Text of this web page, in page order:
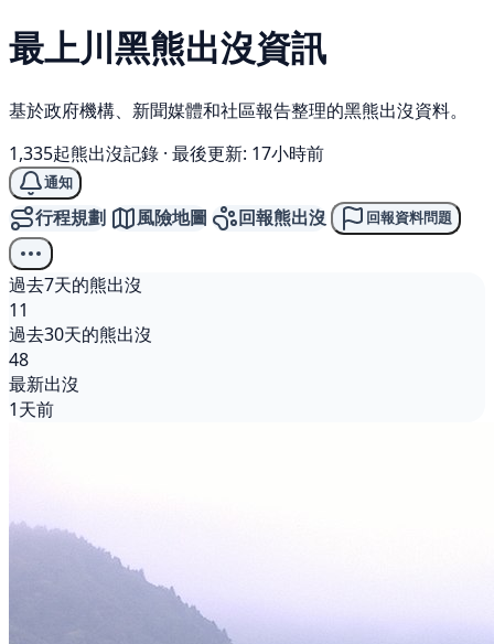
最上川黑熊出沒資訊
基於政府機構、新聞媒體和社區報告整理的黑熊出沒資料。
1,335起熊出沒記錄 · 最後更新: 17小時前
通知
行程規劃 風險地圖 回報熊出沒 回報資料問題
過去7天的熊出沒
11
過去30天的熊出沒
48
最新出沒
1天前